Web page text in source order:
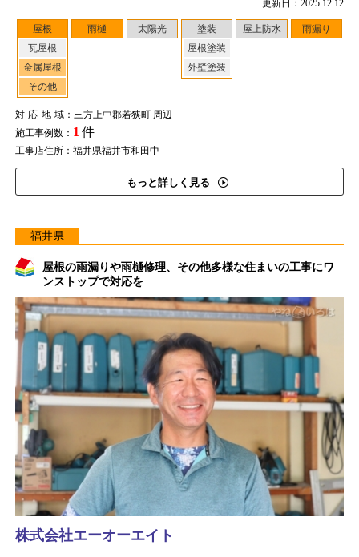
更新日：2025.12.12
屋根
瓦屋根
金属屋根
その他
雨樋 太陽光
塗装
屋根塗装
外壁塗装
屋上防水 雨漏り
対応地域：三方上中郡若狭町 周辺
施工事例数： 1 件
工事店住所：福井県福井市和田中
もっと詳しく見る
福井県
屋根の雨漏りや雨樋修理、その他多様な住まいの工事にワ
ンストップで対応を
株式会社エーオーエイト